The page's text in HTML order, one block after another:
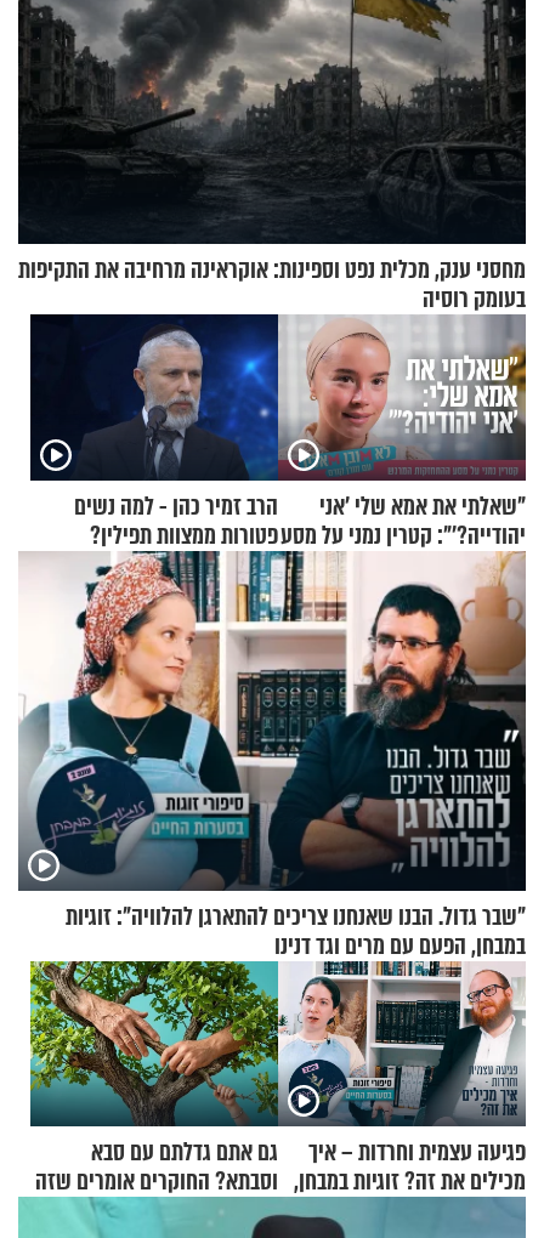
מחסני ענק, מכלית נפט וספינות: אוקראינה מרחיבה את התקיפות
בעומק רוסיה
"שאלתי את אמא שלי 'אני
יהודייה?'": קטרין נמני על מסע
ההתחזקות המרגש
הרב זמיר כהן - למה נשים
פטורות ממצוות תפילין?
"שבר גדול. הבנו שאנחנו צריכים להתארגן להלוויה": זוגיות
במבחן, הפעם עם מרים וגד דנינו
פגיעה עצמית וחרדות – איך
מכילים את זה? זוגיות במבחן,
הפעם עם יהודית ואלתר כהן
גם אתם גדלתם עם סבא
וסבתא? החוקרים אומרים שזה
מתכון מנצח